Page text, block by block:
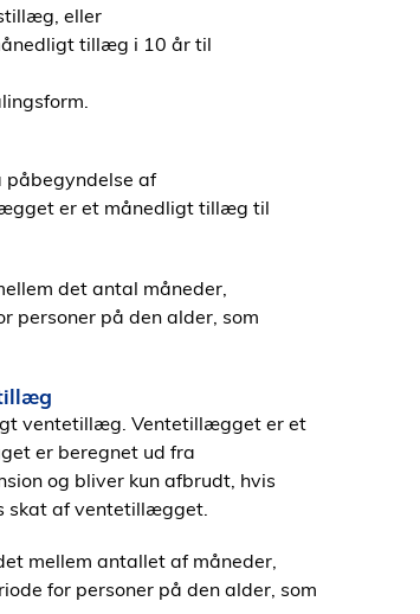
eller
tillæg i 10 år til
af
er et månedligt tillæg til
det antal måneder,
personer på den alder, som
ventetillæg. Ventetillægget er et
er beregnet ud fra
og bliver kun afbrudt, hvis
skat af ventetillægget.
mellem antallet af måneder,
for personer på den alder, som